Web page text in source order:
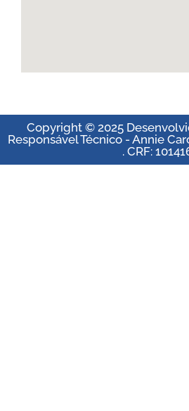
Copyright © 2025
Responsável Técnico - Annie
. CRF: